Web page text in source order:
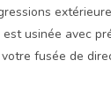
usinée avec
fusée de